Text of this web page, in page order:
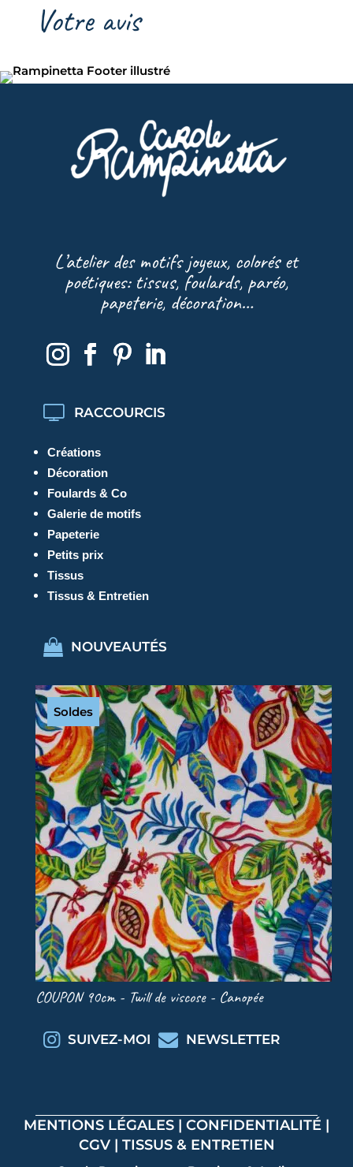
Votre avis
L’atelier des motifs joyeux, colorés et
poétiques: tissus, foulards, paréo,
papeterie, décoration…
RACCOURCIS
Créations
Décoration
Foulards & Co
Galerie de motifs
Papeterie
Petits prix
Tissus
Tissus & Entretien
NOUVEAUTÉS
Soldes
COUPON 90cm - Twill de viscose - Canopée
SUIVEZ-MOI NEWSLETTER
MENTIONS LÉGALES | CONFIDENTIALITÉ |
CGV| TISSUS & ENTRETIEN